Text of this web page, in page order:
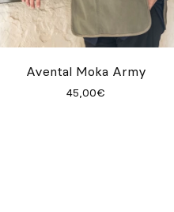
Avental Moka Army
45,00€